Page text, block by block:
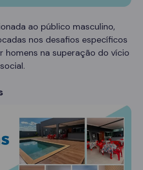
ao público masculino,
nos desafios específicos
homens na superação do vício